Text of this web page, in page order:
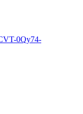
0Qy74-